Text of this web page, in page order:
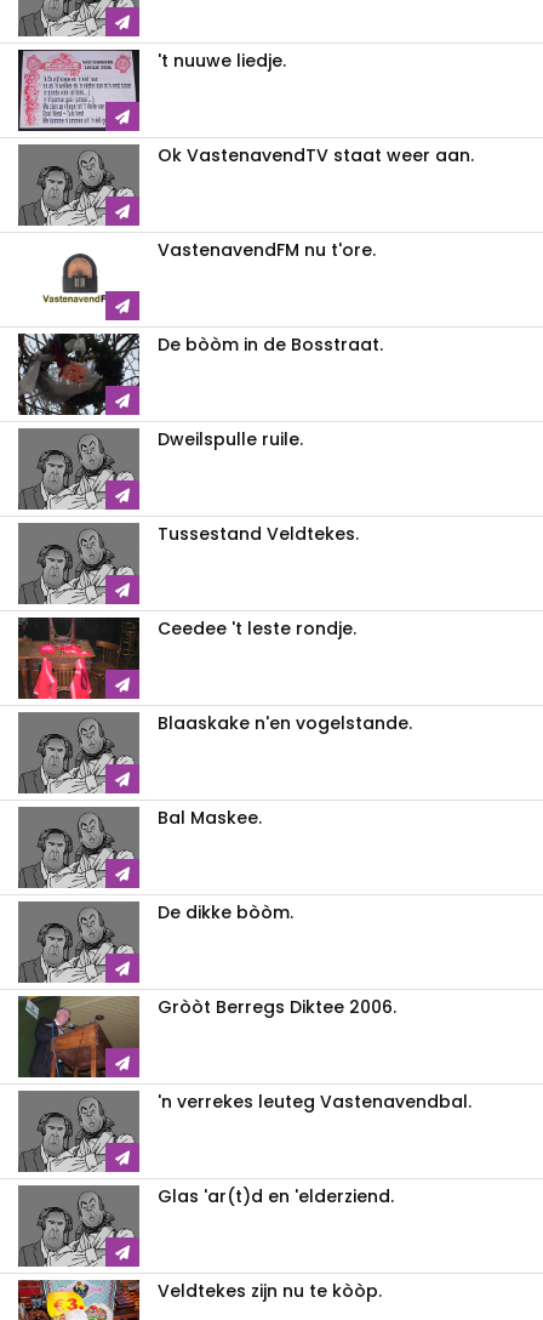
't nuuwe liedje.
Ok VastenavendTV staat weer aan.
VastenavendFM nu t'ore.
De bòòm in de Bosstraat.
Dweilspulle ruile.
Tussestand Veldtekes.
Ceedee 't leste rondje.
Blaaskake n'en vogelstande.
Bal Maskee.
De dikke bòòm.
Gròòt Berregs Diktee 2006.
'n verrekes leuteg Vastenavendbal.
Glas 'ar(t)d en 'elderziend.
Veldtekes zijn nu te kòòp.